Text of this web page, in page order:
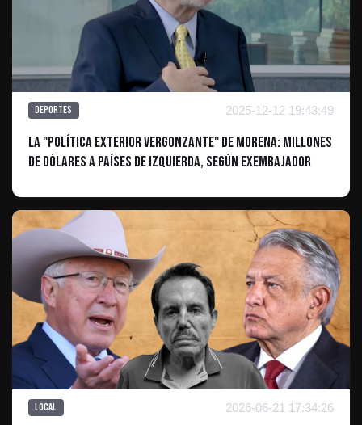
Deportes 2025-12-12 19:43:49
La "Política Exterior Vergonzante" de Morena: Millones
De Dólares A Países de Izquierda, Según Exembajador
Local 2026-06-21 17:34:26